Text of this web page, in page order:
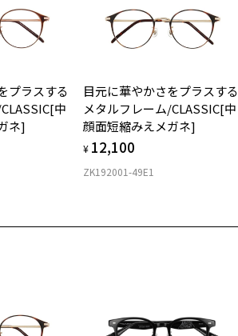
お気に入りに追加済です。
お気に入りリストはこちら
プラスする
中
ネ]
目元に華やかさをプラスする
メタルフレーム/CLASSIC[中
顔面短縮みえメガネ]
¥ 12,100
ZK192001-49E1